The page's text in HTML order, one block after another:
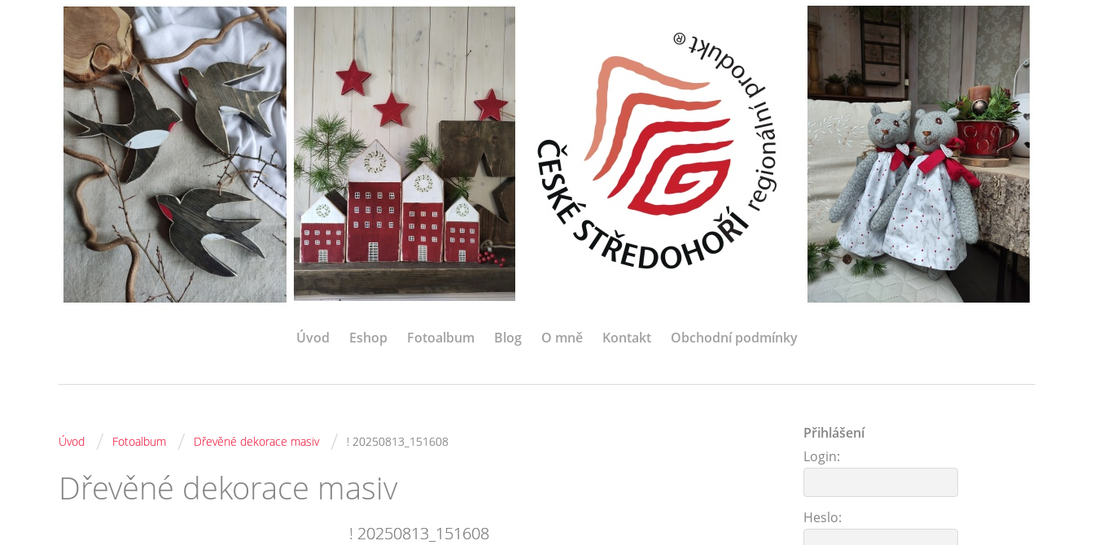
Úvod Eshop Fotoalbum Blog O mně Kontakt Obchodní podmínky
Úvod / Fotoalbum / Dřevěné dekorace masiv / ! 20250813_151608
Dřevěné dekorace masiv
! 20250813_151608
Přihlášení
Login:
Heslo: